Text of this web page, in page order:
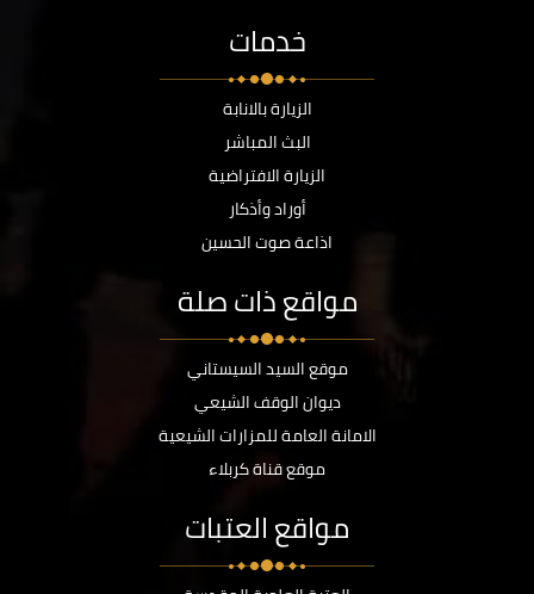
خدمات
الزيارة بالانابة
البث المباشر
الزيارة الافتراضية
أوراد وأذكار
اذاعة صوت الحسين
مواقع ذات صلة
موقع السيد السيستاني
ديوان الوقف الشيعي
الامانة العامة للمزارات الشيعية
موقع قناة كربلاء
مواقع العتبات